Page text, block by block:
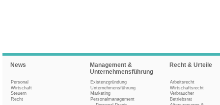
News
Personal
Wirtschaft
Steuern
Recht
Management &
Unternehmensführung
Existenzgründung
Unternehmensführung
Marketing
Personalmanagement
Recht & Urteile
Arbeitsrecht
Wirtschaftsrecht
Verbraucher
Betriebsrat